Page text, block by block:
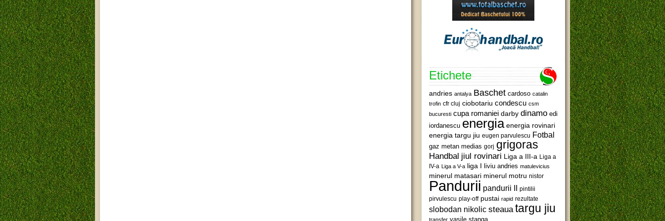
Etichete
andries antalya Baschet cardoso catalin
trofin cfr cluj ciobotariu condescu csm
bucuresti cupa romaniei darby dinamo edi
iordanescu energia energia rovinari
energia targu jiu eugen parvulescu Fotbal
gaz metan medias gorj grigoras
Handbal jiul rovinari Liga a III-a Liga a
IV-a Liga a V-a liga I liviu andries matulevicius
minerul matasari minerul motru nistor
Pandurii pandurii II pintilii
pirvulescu play-off pustai rapid rezultate
slobodan nikolic steaua targu jiu
transfer vasile stanga